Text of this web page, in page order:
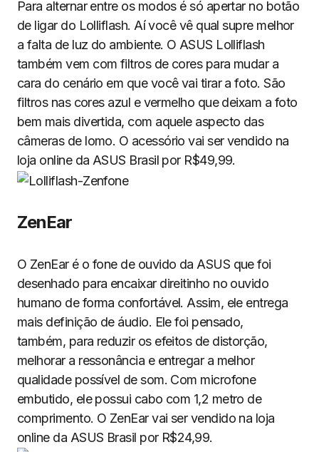
Para alternar entre os modos é só apertar no botão
de ligar do Lolliflash. Aí você vê qual supre melhor
a falta de luz do ambiente. O ASUS Lolliflash
também vem com filtros de cores para mudar a
cara do cenário em que você vai tirar a foto. São
filtros nas cores azul e vermelho que deixam a foto
bem mais divertida, com aquele aspecto das
câmeras de lomo. O acessório vai ser vendido na
loja online da ASUS Brasil por R$49,99.
ZenEar
O ZenEar é o fone de ouvido da ASUS que foi
desenhado para encaixar direitinho no ouvido
humano de forma confortável. Assim, ele entrega
mais definição de áudio. Ele foi pensado,
também, para reduzir os efeitos de distorção,
melhorar a ressonância e entregar a melhor
qualidade possível de som. Com microfone
embutido, ele possui cabo com 1,2 metro de
comprimento. O ZenEar vai ser vendido na loja
online da ASUS Brasil por R$24,99.